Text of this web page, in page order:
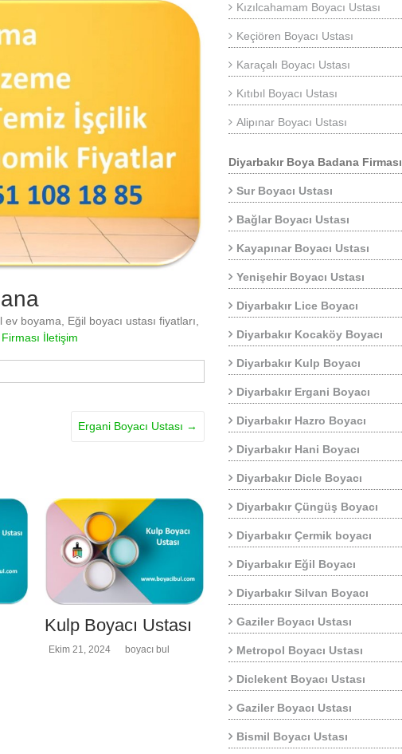
boyama, Eğil boyacı ustası fiyatları,
İletişim
Ergani Boyacı Ustası →
Kulp Boyacı Ustası
Ekim 21, 2024 boyacı bul
Kızılcahamam Boyacı Ustası
Keçiören Boyacı Ustası
Karaçalı Boyacı Ustası
Kıtıbıl Boyacı Ustası
Alipınar Boyacı Ustası
Diyarbakır Boya Badana Firması
Sur Boyacı Ustası
Bağlar Boyacı Ustası
Kayapınar Boyacı Ustası
Yenişehir Boyacı Ustası
Diyarbakır Lice Boyacı
Diyarbakır Kocaköy Boyacı
Diyarbakır Kulp Boyacı
Diyarbakır Ergani Boyacı
Diyarbakır Hazro Boyacı
Diyarbakır Hani Boyacı
Diyarbakır Dicle Boyacı
Diyarbakır Çüngüş Boyacı
Diyarbakır Çermik boyacı
Diyarbakır Eğil Boyacı
Diyarbakır Silvan Boyacı
Gaziler Boyacı Ustası
Metropol Boyacı Ustası
Diclekent Boyacı Ustası
Gaziler Boyacı Ustası
Bismil Boyacı Ustası